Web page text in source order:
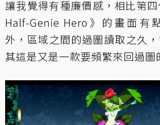
讓我覺得有種廉價感，相比第
Half-Genie Hero》的畫面有
外，區域之間的過圖讀取之久
其這是又是一款要頻繁來回過圖